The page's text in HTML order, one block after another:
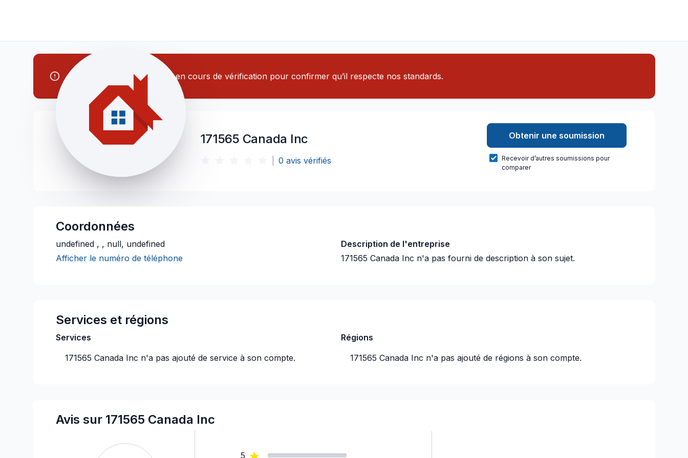
Note: Cet entrepreneur est en cours de vérification pour confirmer qu’il respecte nos standards.
171565 Canada Inc
0 avis vérifiés
Obtenir une soumission
Recevoir d’autres soumissions pour
comparer
Coordonnées
undefined , , null, undefined
Afficher le numéro de téléphone
Description de l'entreprise
171565 Canada Inc n'a pas fourni de description à son sujet.
Services et régions
Services
171565 Canada Inc n'a pas ajouté de service à son compte.
Régions
171565 Canada Inc n'a pas ajouté de régions à son compte.
Avis sur 171565 Canada Inc
5